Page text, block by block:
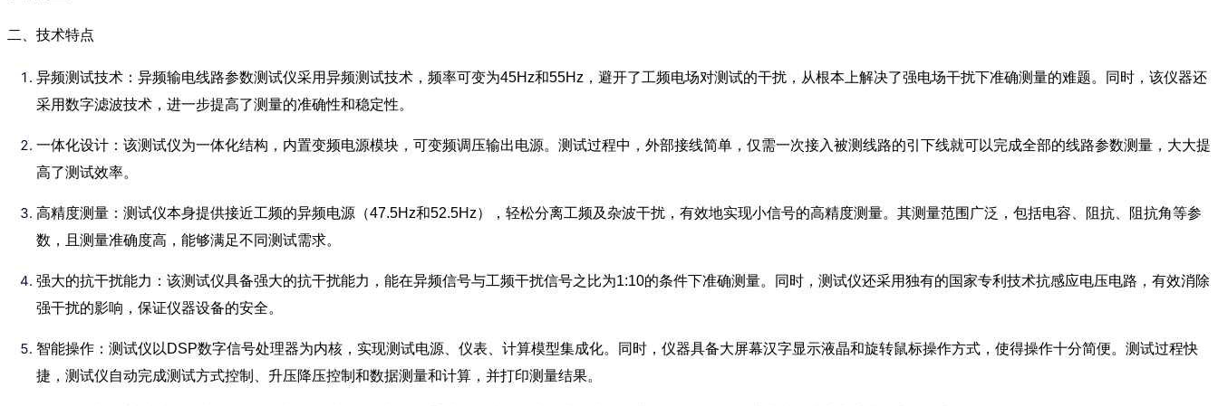
二、技术特点
异频测试技术：异频输电线路参数测试仪采用异频测试技术，频率可变为45Hz和55Hz，避开了工频电场对测试的干扰，从根本上解决了强电场干扰下准确测量的难题。同时，该仪器还
采用数字滤波技术，进一步提高了测量的准确性和稳定性。
一体化设计：该测试仪为一体化结构，内置变频电源模块，可变频调压输出电源。测试过程中，外部接线简单，仅需一次接入被测线路的引下线就可以完成全部的线路参数测量，大大提
高了测试效率。
高精度测量：测试仪本身提供接近工频的异频电源（47.5Hz和52.5Hz），轻松分离工频及杂波干扰，有效地实现小信号的高精度测量。其测量范围广泛，包括电容、阻抗、阻抗角等参
数，且测量准确度高，能够满足不同测试需求。
强大的抗干扰能力：该测试仪具备强大的抗干扰能力，能在异频信号与工频干扰信号之比为1:10的条件下准确测量。同时，测试仪还采用独有的国家专利技术抗感应电压电路，有效消除
强干扰的影响，保证仪器设备的安全。
智能操作：测试仪以DSP数字信号处理器为内核，实现测试电源、仪表、计算模型集成化。同时，仪器具备大屏幕汉字显示液晶和旋转鼠标操作方式，使得操作十分简便。测试过程快
捷，测试仪自动完成测试方式控制、升压降压控制和数据测量和计算，并打印测量结果。